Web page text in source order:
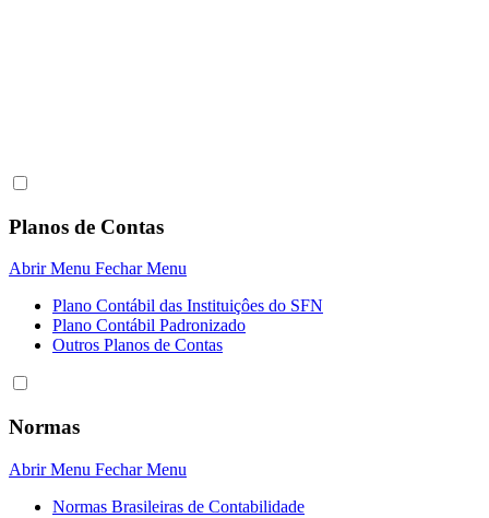
Planos de Contas
Abrir Menu Fechar Menu
Plano Contábil das Instituiçôes do SFN
Plano Contábil Padronizado
Outros Planos de Contas
Normas
Abrir Menu Fechar Menu
Normas Brasileiras de Contabilidade